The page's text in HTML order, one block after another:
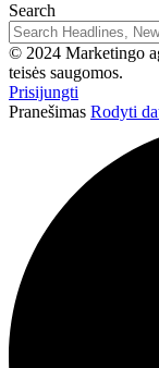
Search
© 2024 Marketingo
teisės saugomos.
Prisijungti
Pranešimas Rodyti